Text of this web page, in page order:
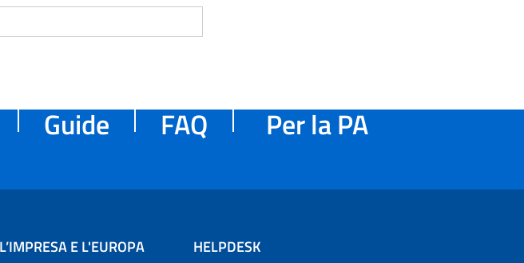
Guide FAQ Per la PA
L’IMPRESA E L'EUROPA HELPDESK